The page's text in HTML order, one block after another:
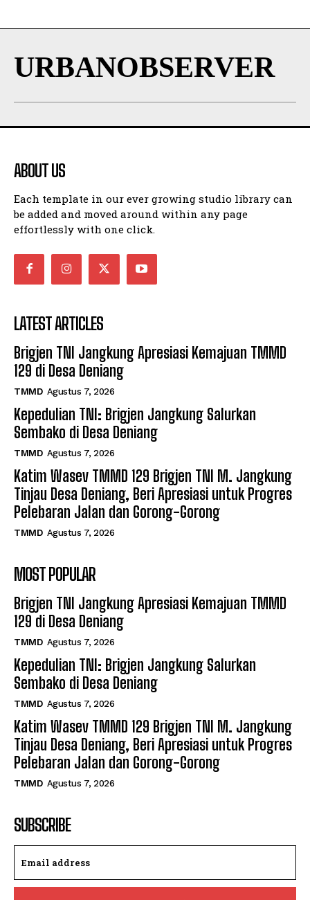
URBANOBSERVER
ABOUT US
Each template in our ever growing studio library can
be added and moved around within any page
effortlessly with one click.
LATEST ARTICLES
Brigjen TNI Jangkung Apresiasi Kemajuan TMMD
129 di Desa Deniang
TMMD Agustus 7, 2026
Kepedulian TNI: Brigjen Jangkung Salurkan
Sembako di Desa Deniang
TMMD Agustus 7, 2026
Katim Wasev TMMD 129 Brigjen TNI M. Jangkung
Tinjau Desa Deniang, Beri Apresiasi untuk Progres
Pelebaran Jalan dan Gorong-Gorong
TMMD Agustus 7, 2026
MOST POPULAR
Brigjen TNI Jangkung Apresiasi Kemajuan TMMD
129 di Desa Deniang
TMMD Agustus 7, 2026
Kepedulian TNI: Brigjen Jangkung Salurkan
Sembako di Desa Deniang
TMMD Agustus 7, 2026
Katim Wasev TMMD 129 Brigjen TNI M. Jangkung
Tinjau Desa Deniang, Beri Apresiasi untuk Progres
Pelebaran Jalan dan Gorong-Gorong
TMMD Agustus 7, 2026
SUBSCRIBE